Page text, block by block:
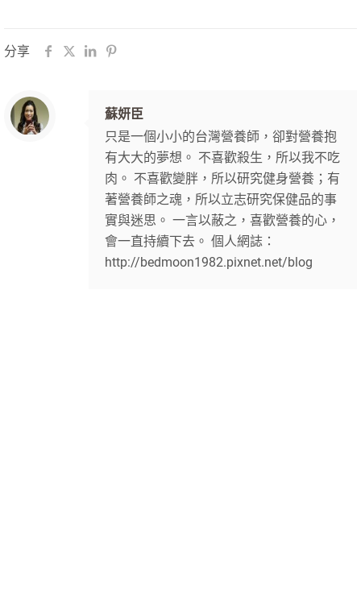
分享
蘇妍臣
只是一個小小的台灣營養師，卻對營養抱
有大大的夢想。 不喜歡殺生，所以我不吃
肉。 不喜歡變胖，所以研究健身營養；有
著營養師之魂，所以立志研究保健品的事
實與迷思。 一言以蔽之，喜歡營養的心，
會一直持續下去。 個人網誌：
http://bedmoon1982.pixnet.net/blog